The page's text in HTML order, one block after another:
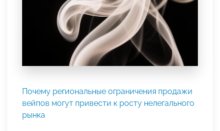
Почему региональные ограничения продажи
вейпов могут привести к росту нелегального
рынка